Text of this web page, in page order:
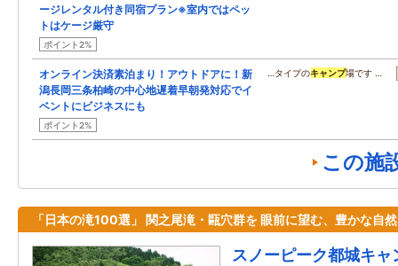
ージレンタル付き同宿プラン※室内ではペッ
トはケージ厳守
ポイント2%
オンライン決済素泊まり！アウトドアに！新
潟長岡三条柏崎の中心地遅着早朝発対応でイ
ベントにビジネスにも
ポイント2%
…タイプのキャンプ場です …
この施
「日本の滝100選」 関之尾滝・甌穴群を 眼前に望む、豊かな自
スノーピーク都城キャ